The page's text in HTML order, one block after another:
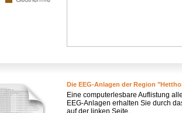
Die EEG-Anlagen der Region
Eine computerlesbare Auflistung
EEG-Anlagen erhalten Sie durch
auf der linken Seite.